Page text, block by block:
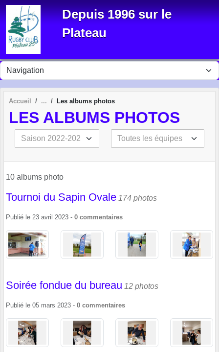
Depuis 1996 sur le
Plateau
Accueil Les albums photos
LES ALBUMS PHOTOS
10 albums photo
Tournoi du Sapin Ovale 174 photos
Publié le 23 avril 2023 - 0 commentaires
Soirée fondue du bureau 12 photos
Publié le 05 mars 2023 - 0 commentaires
Panneau de gestion des cookies